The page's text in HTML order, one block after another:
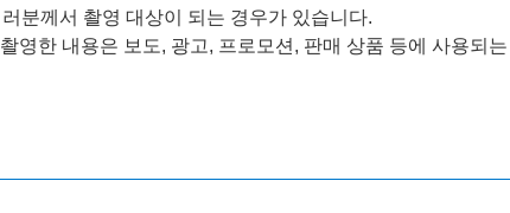
러분께서 촬영 대상이 되는 경우가 있습니다.
촬영한 내용은 보도, 광고, 프로모션, 판매 상품 등에 사용되